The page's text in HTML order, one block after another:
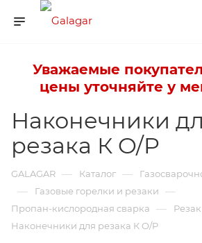
Уважаемые
цены уточняйте у
Наконечники
резака К O/P
GALAGAR — Каталог —
— Газовые горелки и резаки —
Пропан-кислородная сварка —
Наконечники для резака К O/P